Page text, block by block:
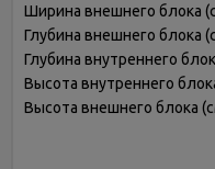
Ширина внешнего блока
Глубина внешнего блока
Глубина внутреннего
Высота внутреннего
Высота внешнего блока